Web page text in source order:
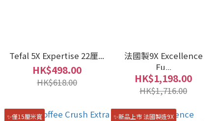
Tefal 5X Expertise 22厘...
HK$498.00
HK$618.00
法國製9X Excellence
Fu...
HK$1,198.00
HK$1,716.00
✨僅15厘米寬 ✨新品上市 法國製造9X